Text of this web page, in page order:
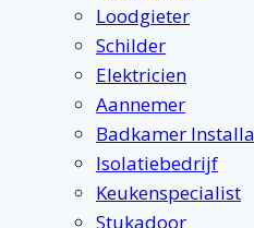
Loodgieter
Schilder
Elektricien
Aannemer
Badkamer
Isolatiebedrijf
Keukenspecialist
Stukadoor